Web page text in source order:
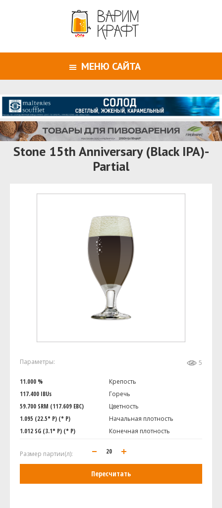
МЕНЮ САЙТА
Stone 15th Anniversary (Black IPA)-
Partial
Параметры: 5
11.000 %
Крепость
117.400 IBUs
Горечь
59.700 SRM (117.609 EBC)
Цветность
1.095 (22.5° P) (° P)
Начальная плотность
1.012 SG (3.1° P) (° P)
Конечная плотность
Размер партии(л):
Пересчитать